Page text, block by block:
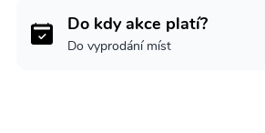
Do kdy akce platí?
Do vyprodání míst